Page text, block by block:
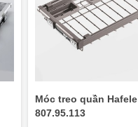
Móc treo quần Hafele
807.95.113